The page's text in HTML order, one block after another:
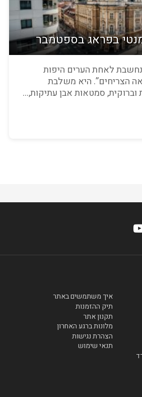
בפראג בספטמבר
נחשבת לאחת הערים היפות
הצריחים”. היא משלבת
וברוקית, סמטאות אבן עתיקות,...
איך משתמשים באתר
תיק ההזמנות
תקנון אתר
מלונות ברגע האחרון
הצהרת נגישות
תנאי שימוש